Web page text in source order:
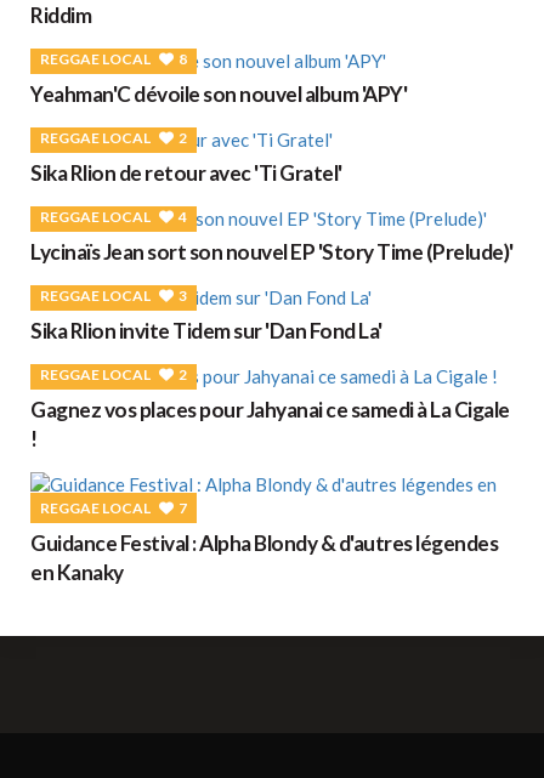
Riddim
REGGAE LOCAL 8
Yeahman'C dévoile son nouvel album 'APY'
REGGAE LOCAL 2
Sika Rlion de retour avec 'Ti Gratel'
REGGAE LOCAL 4
Lycinaïs Jean sort son nouvel EP 'Story Time (Prelude)'
REGGAE LOCAL 3
Sika Rlion invite Tidem sur 'Dan Fond La'
REGGAE LOCAL 2
Gagnez vos places pour Jahyanai ce samedi à La Cigale
!
REGGAE LOCAL 7
Guidance Festival : Alpha Blondy & d'autres légendes
en Kanaky